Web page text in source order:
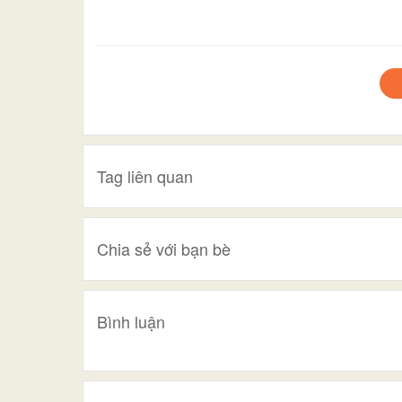
Tag liên quan
Chia sẻ với bạn bè
Bình luận